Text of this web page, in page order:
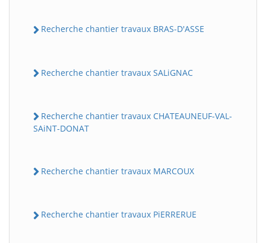
Recherche chantier travaux BRAS-D'ASSE
Recherche chantier travaux SALiGNAC
Recherche chantier travaux CHATEAUNEUF-VAL-
SAiNT-DONAT
Recherche chantier travaux MARCOUX
Recherche chantier travaux PiERRERUE